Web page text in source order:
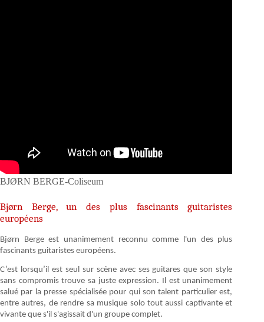
BJØRN BERGE-Coliseum
Bjørn Berge, un des plus fascinants guitaristes
européens
Bjørn Berge est unanimement reconnu comme l'un des plus
fascinants guitaristes européens.
C’est lorsqu’il est seul sur scène avec ses guitares que son style
sans compromis trouve sa juste expression. Il est unanimement
salué par la presse spécialisée pour qui son talent particulier est,
entre autres, de rendre sa musique solo tout aussi captivante et
vivante que s'il s'agissait d'un groupe complet.